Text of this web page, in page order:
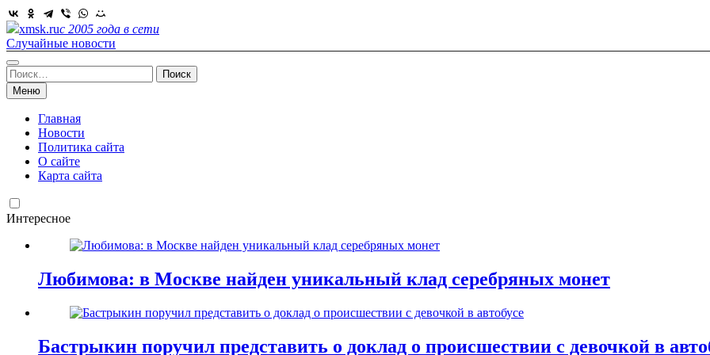
Skip
to
content
xmsk.ruс 2005 года в сети
Случайные новости
Найти:
Меню
Главная
Новости
Политика сайта
О сайте
Карта сайта
Интересное
Любимова: в Москве найден уникальный клад серебряных монет
Бастрыкин поручил представить о доклад о происшествии с девочкой в